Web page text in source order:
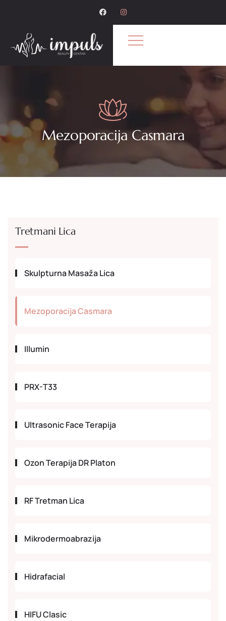
Mezoporacija Casmara
Tretmani Lica
Skulpturna Masaža Lica
Mezoporacija Casmara
Illumin
PRX-T33
Ultrasonic Face Terapija
Ozon Terapija DR Platon
RF Tretman Lica
Mikrodermoabrazija
Hidrafacial
HIFU Clasic